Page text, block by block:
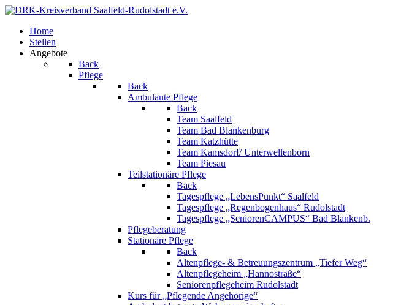
Home
Stellen
Angebote
Back
Pflege
Back
Ambulante Pflege
Back
Team Saalfeld
Team Bad Blankenburg
Team Katzhütte
Team Kamsdorf/ Unterwellenborn
Team Piesau
Teilstationäre Pflege
Back
Tagespflege „LebensPunkt“ Saalfeld
Tagespflege „Regenbogenhaus“ Rudolstadt
Tagespflege „SeniorenCAMPUS“ Bad Blankenb.
Pflegeberatung
Stationäre Pflege
Back
Altenpflege- & Betreuungszentrum „Tiefer Weg“
Altenpflegeheim „Hannostraße“
Seniorenpflegeheim Rudolstadt
Kurs für „Pflegende Angehörige“